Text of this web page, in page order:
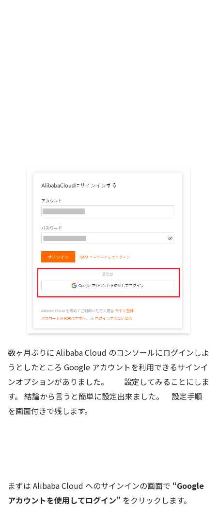
数ヶ月ぶりに Alibaba Cloud のコンソールにログインしよ
うとしたところ Google アカウントを利用できるサインイ
ンオプションがありました。 設定してみることにしま
す。 結論から言うと簡単に設定出来ました。 設定手順
を画面付きで残します。
まずは Alibaba Cloud へのサインインの画面で “Google
アカウントを使用してログイン” をクリックします。